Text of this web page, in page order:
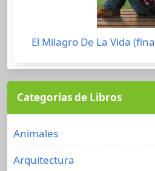
El Milagro De La Vida
Categorías de Libros
Animales
Arquitectura